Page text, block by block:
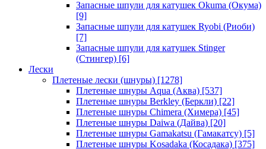
Запасные шпули для катушек Okuma (Окума)
[9]
Запасные шпули для катушек Ryobi (Риоби)
[7]
Запасные шпули для катушек Stinger
(Стингер) [6]
Лески
Плетеные лески (шнуры) [1278]
Плетеные шнуры Aqua (Аква) [537]
Плетеные шнуры Berkley (Беркли) [22]
Плетеные шнуры Chimera (Химера) [45]
Плетеные шнуры Daiwa (Дайва) [20]
Плетеные шнуры Gamakatsu (Гамакатсу) [5]
Плетеные шнуры Kosadaka (Косадака) [375]